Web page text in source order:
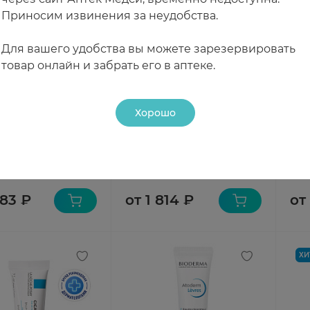
₽
Ля-Рош Позе (La Roche-
Posay) Нутритик Стик для
от 1 814 ₽
Приносим извинения за неудобства.
Для вашего удобства вы можете зарезервировать
товар онлайн и забрать его в аптеке.
Хорошо